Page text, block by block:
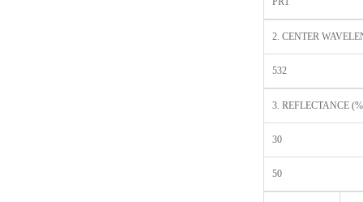
2. CENTER
532
3. REFLECTANCE
30
50